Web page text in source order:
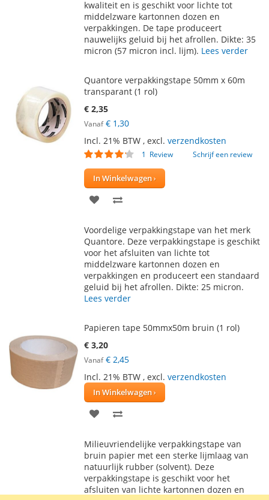
VERLANGLIJST
VERGELIJKEN
kwaliteit en is geschikt voor lichte tot
middelzware kartonnen dozen en
verpakkingen. De tape produceert
nauwelijks geluid bij het afrollen. Dikte: 35
micron (57 micron incl. lijm). Lees verder
Quantore verpakkingstape 50mm x 60m
transparant (1 rol)
€ 2,35
Vanaf € 1,30
Incl. 21% BTW , excl. verzendkosten
Waardering:
1 Review Schrijf een review
In Winkelwagen
VOEG
AAN
VERLANGLIJST
TE
VERGELIJKEN
Voordelige verpakkingstape van het merk
Quantore. Deze verpakkingstape is geschikt
voor het afsluiten van lichte tot
middelzware kartonnen dozen en
verpakkingen en produceert een standaard
geluid bij het afrollen. Dikte: 25 micron.
Lees verder
Papieren tape 50mmx50m bruin (1 rol)
€ 3,20
Vanaf € 2,45
Incl. 21% BTW , excl. verzendkosten
In Winkelwagen
VOEG
AAN
VERLANGLIJST
TE
VERGELIJKEN
Milieuvriendelijke verpakkingstape van
bruin papier met een sterke lijmlaag van
natuurlijk rubber (solvent). Deze
verpakkingstape is geschikt voor het
afsluiten van lichte kartonnen dozen en